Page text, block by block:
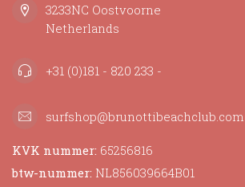
3233NC Oostvoorne
Netherlands
+31 (0)181 - 820 233 -
surfshop@brunottibeachclub.com
KVK nummer: 65256816
btw-nummer: NL856039664B01